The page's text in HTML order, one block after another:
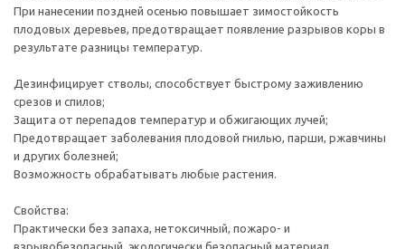
При нанесении поздней осенью повышает зимостойкость
плодовых деревьев, предотвращает появление разрывов коры в
результате разницы температур.
Дезинфицирует стволы, способствует быстрому заживлению
срезов и спилов;
Защита от перепадов температур и обжигающих лучей;
Предотвращает заболевания плодовой гнилью, парши, ржавчины
и других болезней;
Возможность обрабатывать любые растения.
Свойства:
Практически без запаха, нетоксичный, пожаро- и
взрывобезопасный, экологически безопасный материал.